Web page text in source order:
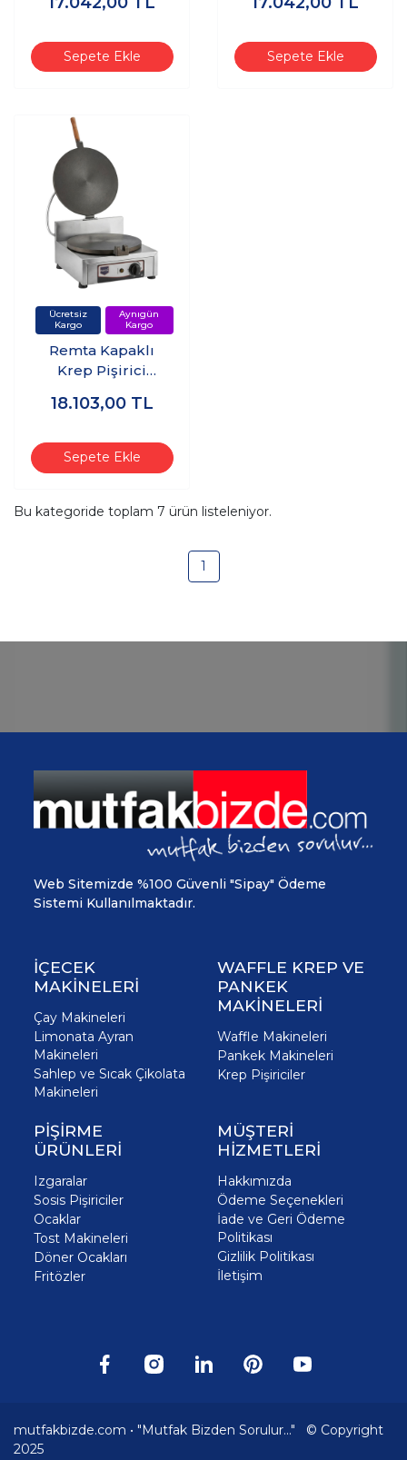
Sepete Ekle Sepete Ekle
Remta Kapaklı
Krep Pişirici
Çap
18.103,00 TL
Sepete Ekle
Bu kategoride toplam 7 ürün listeleniyor.
1
Web Sitemizde %100 Güvenli "Sipay" Ödeme
Sistemi Kullanılmaktadır.
İÇECEK
MAKİNELERİ
Çay Makineleri
Limonata Ayran
Makineleri
Sahlep ve Sıcak Çikolata
Makineleri
WAFFLE KREP VE
PANKEK
MAKİNELERİ
Waffle Makineleri
Pankek Makineleri
Krep Pişiriciler
PİŞİRME
ÜRÜNLERİ
Izgaralar
Sosis Pişiriciler
Ocaklar
Tost Makineleri
Döner Ocakları
Fritözler
MÜŞTERİ
HİZMETLERİ
Hakkımızda
Ödeme Seçenekleri
İade ve Geri Ödeme
Politikası
Gizlilik Politikası
İletişim
mutfakbizde.com • "Mutfak Bizden Sorulur..." © Copyright
2025